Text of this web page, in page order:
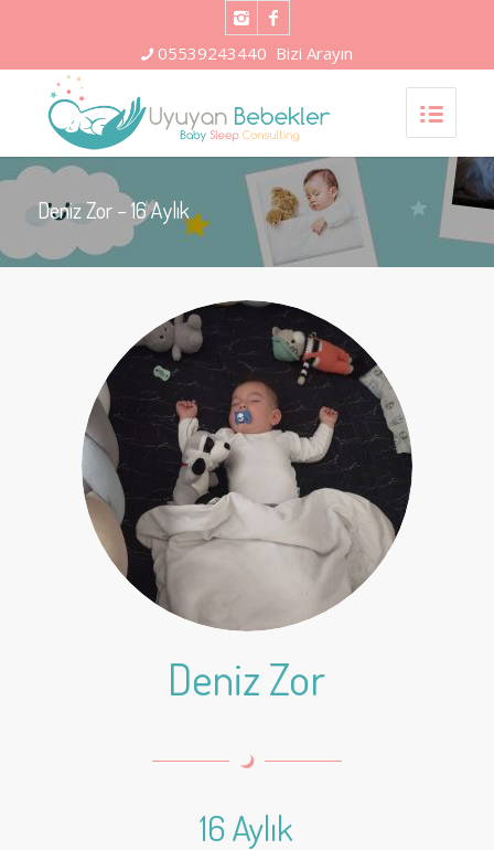
05539243440 Bizi Arayın
Deniz Zor – 16 Aylık
Deniz Zor
16 Aylık